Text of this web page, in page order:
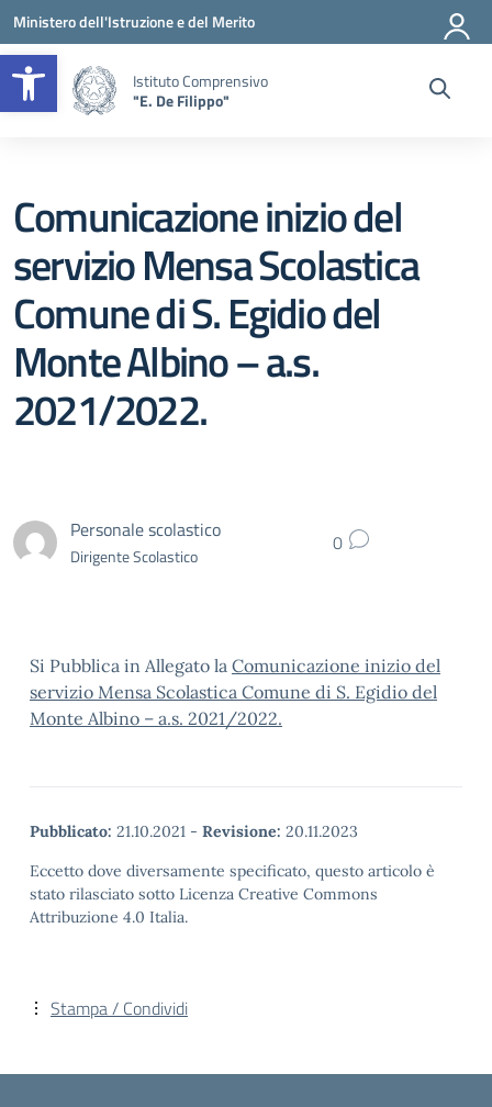
Apri la barra degli strumenti
Vai ai contenuti
Vai al menu di navigazione
Vai al footer
Ministero dell'Istruzione e del Merito
Istituto Comprensivo
"E. De Filippo"
Comunicazione inizio del
servizio Mensa Scolastica
Comune di S. Egidio del
Monte Albino – a.s.
2021/2022.
Personale scolastico
Dirigente Scolastico 0
Si Pubblica in Allegato la Comunicazione inizio del
servizio Mensa Scolastica Comune di S. Egidio del
Monte Albino – a.s. 2021/2022.
Pubblicato: 21.10.2021 - Revisione: 20.11.2023
Eccetto dove diversamente specificato, questo articolo è
stato rilasciato sotto Licenza Creative Commons
Attribuzione 4.0 Italia.
Stampa / Condividi